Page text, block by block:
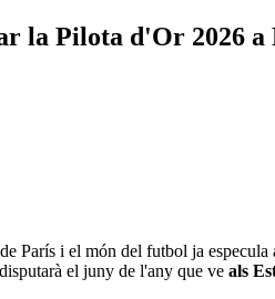
la Pilota d'Or 2026
París i el món del futbol ja especula
el juny de l'any que ve als